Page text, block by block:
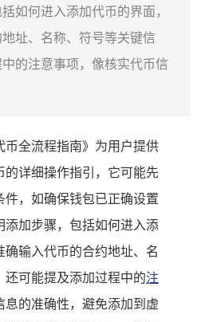
如何进入添加代币的界面，
址、名称、符号等关键信
的注意事项，像核实代币信
币全流程指南》为用户提供
的详细操作指引，它可能先
件，如确保钱包已正确设置
添加步骤，包括如何进入添
输入代币的合约地址、名
还可能提及添加过程中的注
息的准确性，避免添加到虚